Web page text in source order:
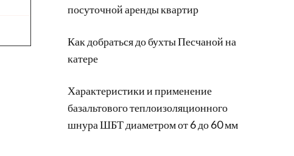
посуточной аренды квартир
Как добраться до бухты Песчаной на
катере
Характеристики и применение
базальтового теплоизоляционного
шнура ШБТ диаметром от 6 до 60 мм